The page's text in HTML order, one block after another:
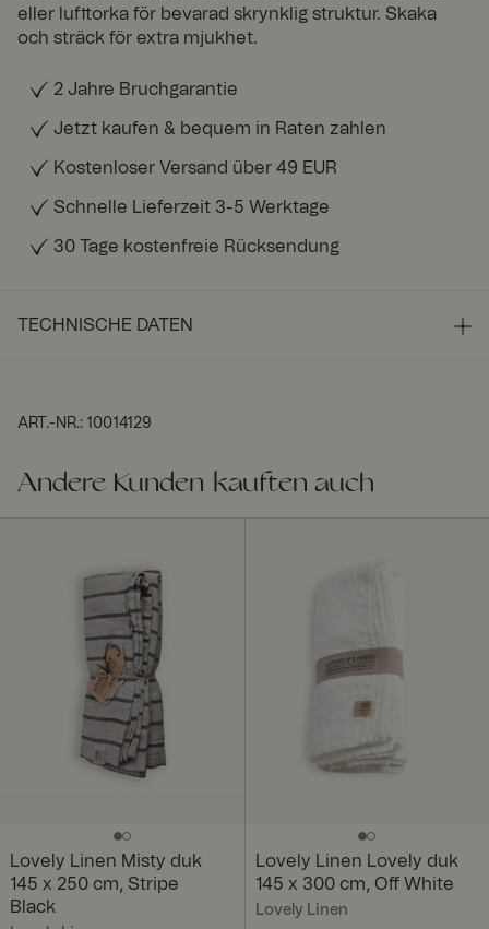
eller lufttorka för bevarad skrynklig struktur. Skaka
och sträck för extra mjukhet.
2 Jahre Bruchgarantie
Jetzt kaufen & bequem in Raten zahlen
Kostenloser Versand über 49 EUR
Schnelle Lieferzeit 3-5 Werktage
30 Tage kostenfreie Rücksendung
TECHNISCHE DATEN
ART.-NR.: 10014129
Andere Kunden kauften auch
Lovely Linen Misty duk
145 x 250 cm, Stripe
Black
Lovely Linen Lovely duk
145 x 300 cm, Off White
Lovely Linen